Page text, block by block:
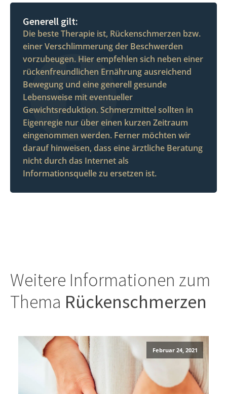
Generell gilt:
Die beste Therapie ist, Rückenschmerzen bzw.
einer Verschlimmerung der Beschwerden
vorzubeugen. Hier empfehlen sich neben einer
rückenfreundlichen Ernährung ausreichend
Bewegung und eine generell gesunde
Lebensweise mit eventueller
Gewichtsreduktion. Schmerzmittel sollten in
Eigenregie nur über einen kurzen Zeitraum
eingenommen werden. Ferner möchten wir
darauf hinweisen, dass eine ärztliche Beratung
nicht durch das Internet als
Informationsquelle zu ersetzen ist.
Weitere Informationen zum
Thema Rückenschmerzen
Februar 24, 2021